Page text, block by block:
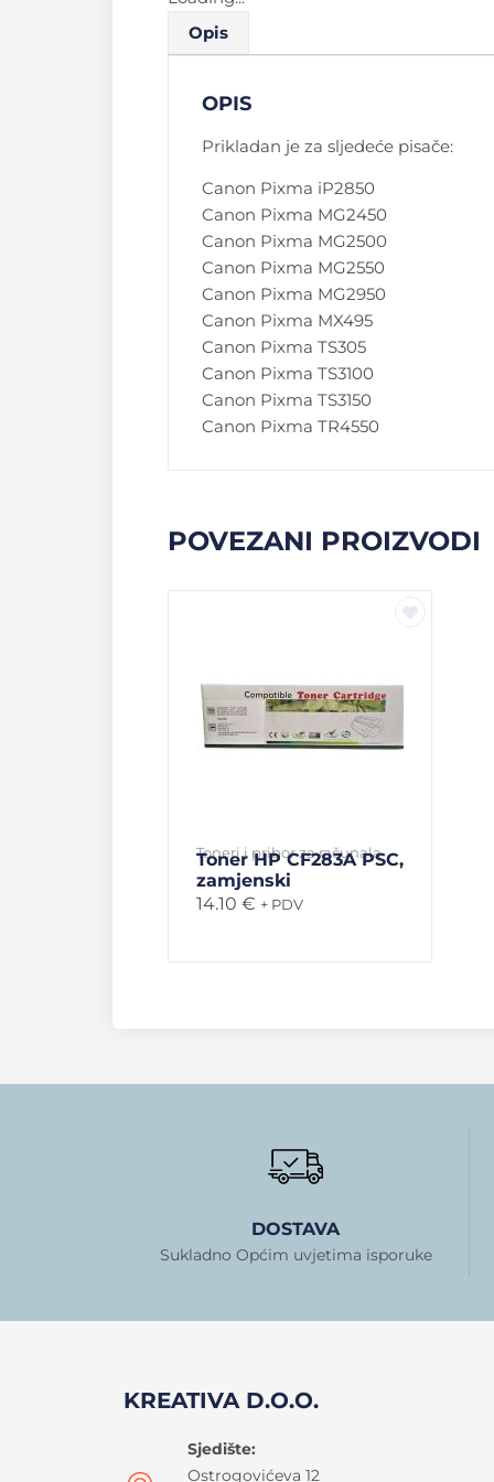
Opis
OPIS
Prikladan je za sljedeće pisače:
Canon Pixma iP2850
Canon Pixma MG2450
Canon Pixma MG2500
Canon Pixma MG2550
Canon Pixma MG2950
Canon Pixma MX495
Canon Pixma TS305
Canon Pixma TS3100
Canon Pixma TS3150
Canon Pixma TR4550
POVEZANI PROIZVODI
Toneri i pribor za računala
Toner HP CF283A PSC,
zamjenski
14.10 € + PDV
DOSTAVA
Sukladno Općim uvjetima isporuke
KREATIVA D.O.O.
Sjedište:
Ostrogovićeva 12